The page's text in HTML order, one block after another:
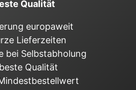
Qualität
europaweit
Lieferzeiten
bei Selbstabholung
Qualität